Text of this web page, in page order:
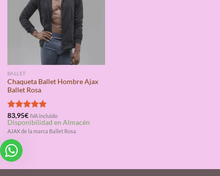
BALLET
Chaqueta Ballet Hombre Ajax
Ballet Rosa
Valorado
con5.00
de 5
83,95€ IVA incluido
Disponibilidad en Almacén
AJAX de la marca Ballet Rosa